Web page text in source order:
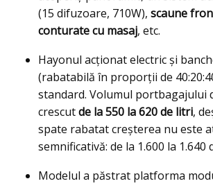
(15 difuzoare, 710W), scaune
conturate cu masaj, etc.
Hayonul acţionat electric și
(rabatabilă în proporţii de
standard. Volumul portbagajului
crescutde la 550 la 620 de litri,
spate rabatat creșterea nu este
semnificativă: de la 1.600 la 1.640
Modelul a păstrat platforma